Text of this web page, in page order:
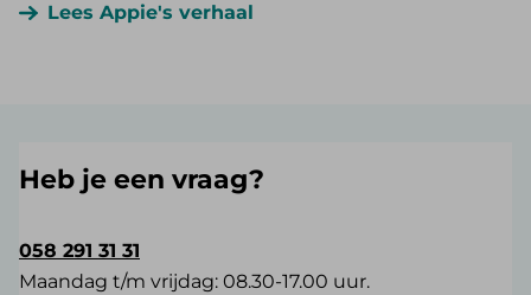
Lees Appie's verhaal
Heb je een vraag?
058 291 31 31
Maandag t/m vrijdag: 08.30-17.00 uur.